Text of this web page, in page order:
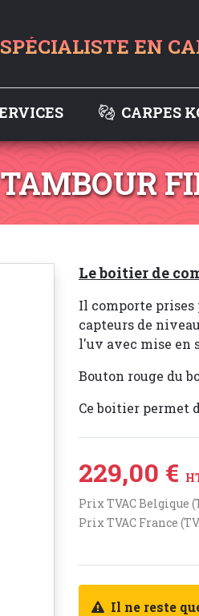
EN
CARPES
Le boitier de
Il comporte prises
capteurs de
l'uv avec mise en
Bouton rouge du
Ce boitier permet
229,00 €
Prix TVAC Belgique
Prix TVAC France
Il ne reste